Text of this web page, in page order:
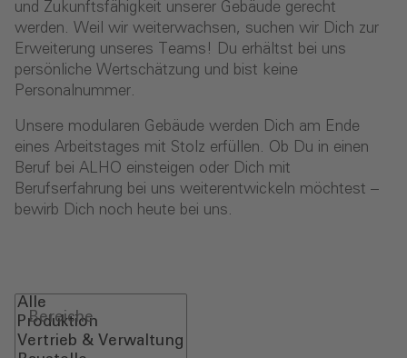
und Zukunftsfähigkeit unserer Gebäude gerecht
werden. Weil wir weiterwachsen, suchen wir Dich zur
Erweiterung unseres Teams! Du erhältst bei uns
persönliche Wertschätzung und bist keine
Personalnummer.
Unsere modularen Gebäude werden Dich am Ende
eines Arbeitstages mit Stolz erfüllen. Ob Du in einen
Beruf bei ALHO einsteigen oder Dich mit
Berufserfahrung bei uns weiterentwickeln möchtest –
bewirb Dich noch heute bei uns.
Bereiche